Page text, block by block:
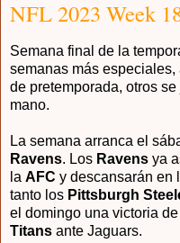
NFL 2023 Week
Semana final de la
semanas más
de pretemporada, otros
mano.
La semana arranca el
Ravens. Los Ravens ya
la AFC y descansarán en
tanto los Pittsburgh
el domingo una victoria
Titans ante Jaguars.